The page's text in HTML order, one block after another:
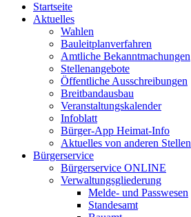
Startseite
Aktuelles
Wahlen
Bauleitplanverfahren
Amtliche Bekanntmachungen
Stellenangebote
Öffentliche Ausschreibungen
Breitbandausbau
Veranstaltungskalender
Infoblatt
Bürger-App Heimat-Info
Aktuelles von anderen Stellen
Bürgerservice
Bürgerservice ONLINE
Verwaltungsgliederung
Melde- und Passwesen
Standesamt